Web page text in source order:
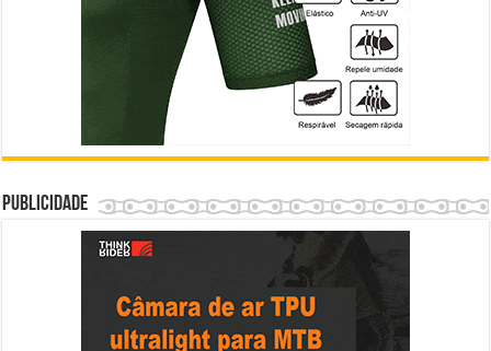
Publicidade